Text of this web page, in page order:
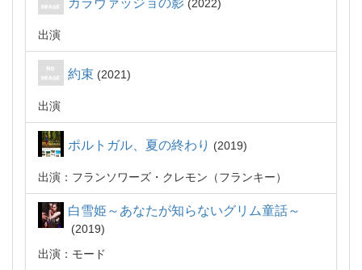
カラヴァッジョの影 2022
出演
約束 2021
出演
ポルトガル、夏の終わり 2019
出演：フランソワーズ・クレモン（フランキー）
白雪姫～あなたが知らないグリム童話～
2019
出演：モード